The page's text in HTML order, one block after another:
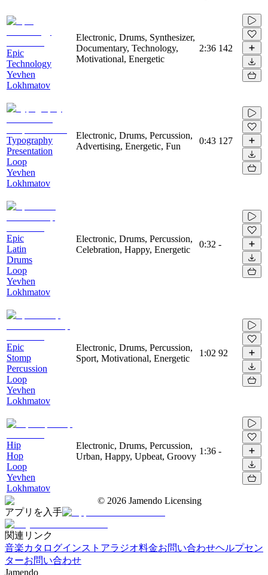
Epic
Technology
Yevhen
Lokhmatov
Electronic, Drums, Synthesizer,
Documentary, Technology,
Motivational, Energetic
2:36 142
Typography
Presentation
Loop
Yevhen
Lokhmatov
Electronic, Drums, Percussion,
Advertising, Energetic, Fun
0:43 127
Epic
Latin
Drums
Loop
Yevhen
Lokhmatov
Electronic, Drums, Percussion,
Celebration, Happy, Energetic
0:32 -
Epic
Stomp
Percussion
Loop
Yevhen
Lokhmatov
Electronic, Drums, Percussion,
Sport, Motivational, Energetic
1:02 92
Hip
Hop
Loop
Yevhen
Lokhmatov
Electronic, Drums, Percussion,
Urban, Happy, Upbeat, Groovy
1:36 -
© 2026 Jamendo Licensing
アプリを入手
関連リンク
音楽カタログインストアラジオ料金お問い合わせヘルプセン
ターお問い合わせ
Jamendo